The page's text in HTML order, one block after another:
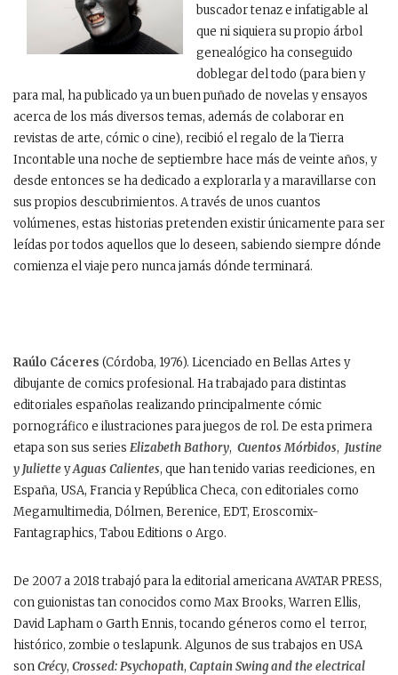
buscador tenaz e infatigable al
que ni siquiera su propio árbol
genealógico ha conseguido
doblegar del todo (para bien y
para mal, ha publicado ya un buen puñado de novelas y ensayos
acerca de los más diversos temas, además de colaborar en
revistas de arte, cómic o cine), recibió el regalo de la Tierra
Incontable una noche de septiembre hace más de veinte años, y
desde entonces se ha dedicado a explorarla y a maravillarse con
sus propios descubrimientos. A través de unos cuantos
volúmenes, estas historias pretenden existir únicamente para ser
leídas por todos aquellos que lo deseen, sabiendo siempre dónde
comienza el viaje pero nunca jamás dónde terminará.
Raúlo Cáceres (Córdoba, 1976). Licenciado en Bellas Artes y
dibujante de comics profesional. Ha trabajado para distintas
editoriales españolas realizando principalmente cómic
pornográfico e ilustraciones para juegos de rol. De esta primera
etapa son sus series Elizabeth Bathory, Cuentos Mórbidos, Justine
y JulietteyAguas Calientes, que han tenido varias reediciones, en
España, USA, Francia y República Checa, con editoriales como
Megamultimedia, Dólmen, Berenice, EDT, Eroscomix-
Fantagraphics, Tabou Editions o Argo.
De 2007 a 2018 trabajó para la editorial americana AVATAR PRESS,
con guionistas tan conocidos como Max Brooks, Warren Ellis,
David Lapham o Garth Ennis, tocando géneros como el terror,
histórico, zombie o teslapunk. Algunos de sus trabajos en USA
sonCrécy, Crossed: Psychopath, Captain Swing and the electrical